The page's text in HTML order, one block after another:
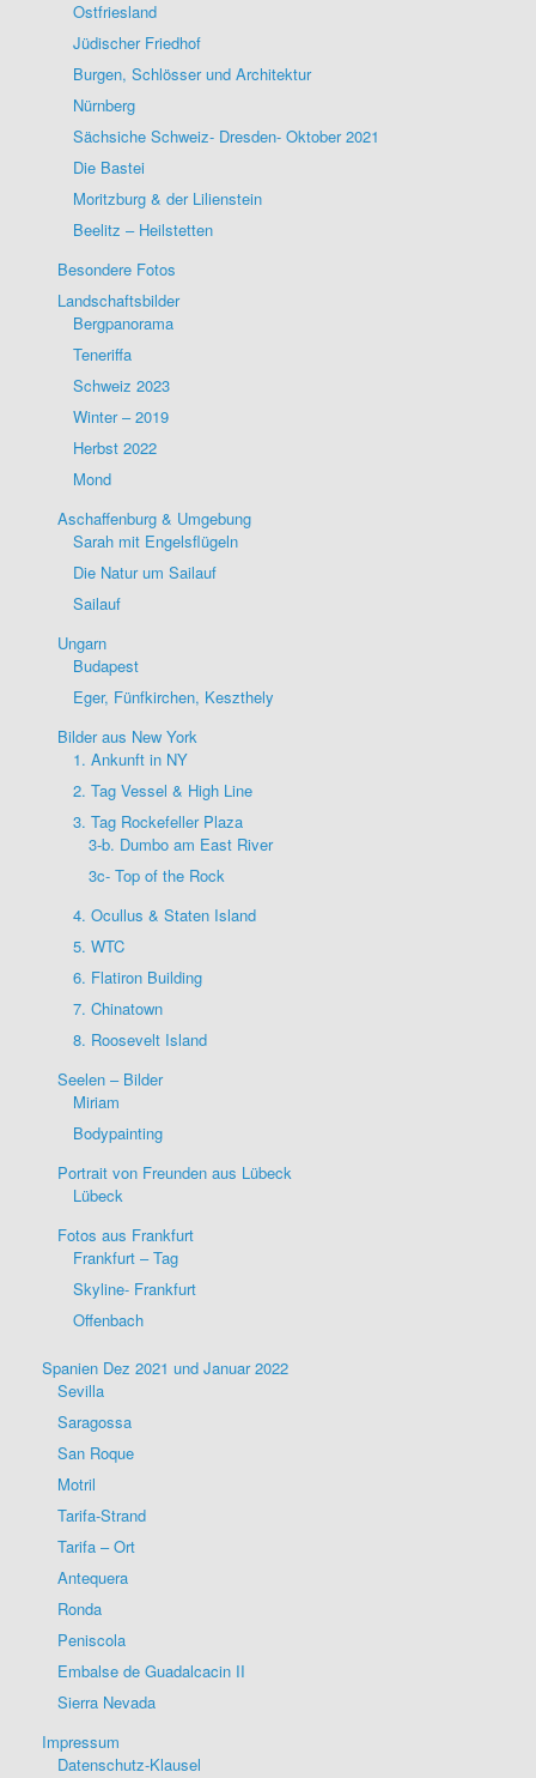
Ostfriesland
Jüdischer Friedhof
Burgen, Schlösser und Architektur
Nürnberg
Sächsiche Schweiz- Dresden- Oktober 2021
Die Bastei
Moritzburg & der Lilienstein
Beelitz – Heilstetten
Besondere Fotos
Landschaftsbilder
Bergpanorama
Teneriffa
Schweiz 2023
Winter – 2019
Herbst 2022
Mond
Aschaffenburg & Umgebung
Sarah mit Engelsflügeln
Die Natur um Sailauf
Sailauf
Ungarn
Budapest
Eger, Fünfkirchen, Keszthely
Bilder aus New York
1. Ankunft in NY
2. Tag Vessel & High Line
3. Tag Rockefeller Plaza
3-b. Dumbo am East River
3c- Top of the Rock
4. Ocullus & Staten Island
5. WTC
6. Flatiron Building
7. Chinatown
8. Roosevelt Island
Seelen – Bilder
Miriam
Bodypainting
Portrait von Freunden aus Lübeck
Lübeck
Fotos aus Frankfurt
Frankfurt – Tag
Skyline- Frankfurt
Offenbach
Spanien Dez 2021 und Januar 2022
Sevilla
Saragossa
San Roque
Motril
Tarifa-Strand
Tarifa – Ort
Antequera
Ronda
Peniscola
Embalse de Guadalcacin II
Sierra Nevada
Impressum
Datenschutz-Klausel